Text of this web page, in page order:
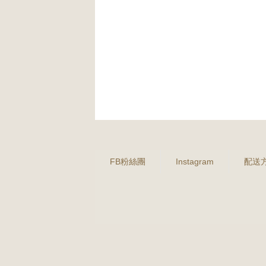
FB粉絲團 Instagram 配送